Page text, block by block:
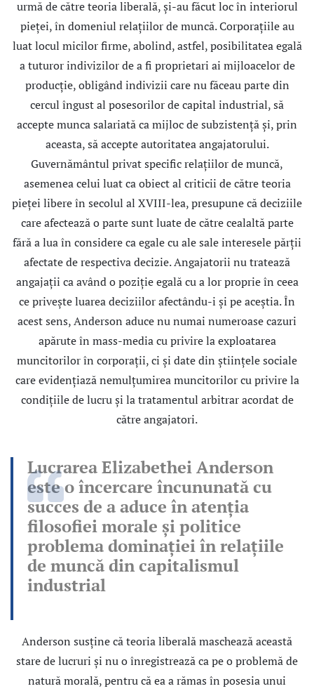
urmă de către teoria liberală, şi-au făcut loc în interiorul
pieţei, în domeniul relaţiilor de muncă. Corporaţiile au
luat locul micilor firme, abolind, astfel, posibilitatea egală
a tuturor indivizilor de a fi proprietari ai mijloacelor de
producţie, obligând indivizii care nu făceau parte din
cercul îngust al posesorilor de capital industrial, să
accepte munca salariată ca mijloc de subzistenţă şi, prin
aceasta, să accepte autoritatea angajatorului.
Guvernământul privat specific relaţiilor de muncă,
asemenea celui luat ca obiect al criticii de către teoria
pieţei libere în secolul al XVIII-lea, presupune că deciziile
care afectează o parte sunt luate de către cealaltă parte
fără a lua în considere ca egale cu ale sale interesele părţii
afectate de respectiva decizie. Angajatorii nu tratează
angajaţii ca având o poziţie egală cu a lor proprie în ceea
ce priveşte luarea deciziilor afectându-i şi pe aceştia. În
acest sens, Anderson aduce nu numai numeroase cazuri
apărute în mass-media cu privire la exploatarea
muncitorilor în corporaţii, ci şi date din ştiinţele sociale
care evidenţiază nemulţumirea muncitorilor cu privire la
condiţiile de lucru şi la tratamentul arbitrar acordat de
către angajatori.
Lucrarea ElizabetheiAnderson
este o încercare încununată cu
succes de a aduce în atenţia
filosofiei morale şi politice
problema dominaţiei în relaţiile
de muncă din capitalismul
industrial
Anderson susţine că teoria liberală maschează această
stare de lucruri şi nu o înregistrează ca pe o problemă de
natură morală, pentru că ea a rămas în posesia unui